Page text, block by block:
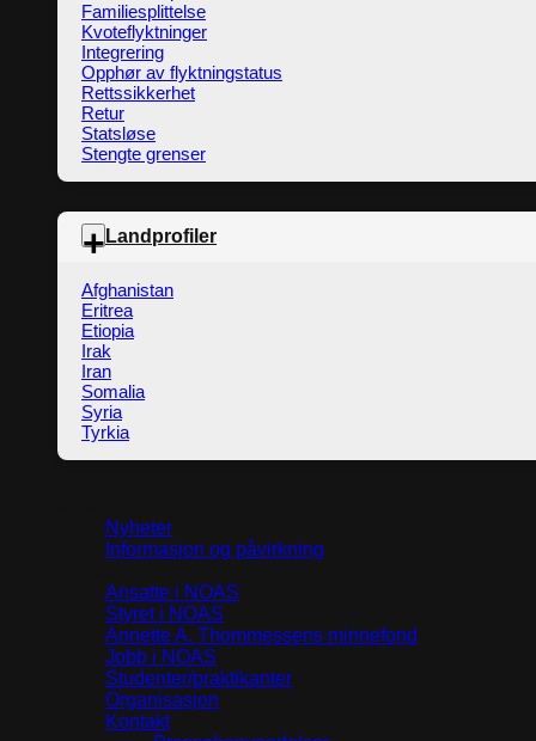
Familiesplittelse
Kvoteflyktninger
Integrering
Opphør av flyktningstatus
Rettssikkerhet
Retur
Statsløse
Stengte grenser
Landprofiler
Afghanistan
Eritrea
Etiopia
Irak
Iran
Somalia
Syria
Tyrkia
Nyheter
Informasjon og påvirkning
Ansatte i NOAS
Styret i NOAS
Annette A. Thommessens minnefond
Jobb i NOAS
Studenter/praktikanter
Organisasjon
Kontakt